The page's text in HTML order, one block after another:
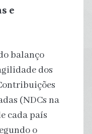
e
balanço
dos
(NDCs na
cada país
o